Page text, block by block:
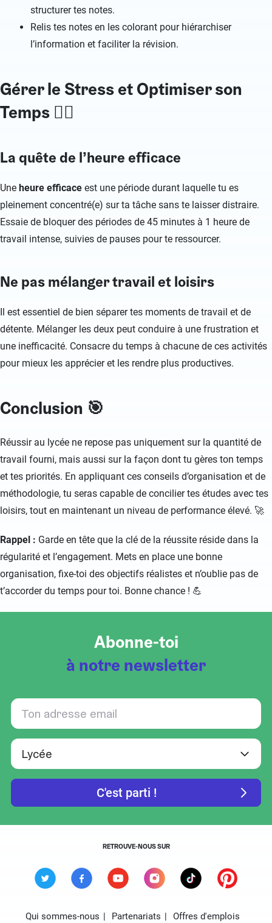
structurer tes notes.
Relis tes notes en les colorant pour hiérarchiser
l’information et faciliter la révision.
Gérer le Stress et Optimiser son
Temps 🧘‍♀️
La quête de l’heure efficace
Une heure efficace est une période durant laquelle tu es
pleinement concentré(e) sur ta tâche sans te laisser distraire.
Essaie de bloquer des périodes de 45 minutes à 1 heure de
travail intense, suivies de pauses pour te ressourcer.
Ne pas mélanger travail et loisirs
Il est essentiel de bien séparer tes moments de travail et de
détente. Mélanger les deux peut conduire à une frustration et
une inefficacité. Consacre du temps à chacune de ces activités
pour mieux les apprécier et les rendre plus productives.
Conclusion 🎯
Réussir au lycée ne repose pas uniquement sur la quantité de
travail fourni, mais aussi sur la façon dont tu gères ton temps
et tes priorités. En appliquant ces conseils d’organisation et de
méthodologie, tu seras capable de concilier tes études avec tes
loisirs, tout en maintenant un niveau de performance élevé. 🚀
Rappel : Garde en tête que la clé de la réussite réside dans la
régularité et l’engagement. Mets en place une bonne
organisation, fixe-toi des objectifs réalistes et n’oublie pas de
t’accorder du temps pour toi. Bonne chance ! 💪
Abonne-toi
à notre newsletter
RETROUVE-NOUS SUR
Qui sommes-nous Partenariats Offres d'emplois